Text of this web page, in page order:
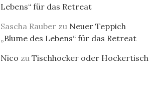
Lebens“ für das Retreat
Sascha Rauber zu Neuer Teppich
„Blume des Lebens“ für das Retreat
Nico zu Tischhocker oder Hockertisch